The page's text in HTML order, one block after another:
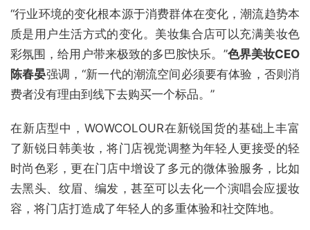
“行业环境的变化根本源于消费群体在变化，潮流趋势本
质是用户生活方式的变化。美妆集合店可以充满美妆色
彩氛围，给用户带来极致的多巴胺快乐。”色界美妆CEO
陈春晏强调，“新一代的潮流空间必须要有体验，否则消
费者没有理由到线下去购买一个标品。”
在新店型中，WOWCOLOUR在新锐国货的基础上丰富
了新锐日韩美妆，将门店视觉调整为年轻人更接受的轻
时尚色彩，更在门店中增设了多元的微体验服务，比如
去黑头、纹眉、编发，甚至可以去化一个演唱会应援妆
容，将门店打造成了年轻人的多重体验和社交阵地。